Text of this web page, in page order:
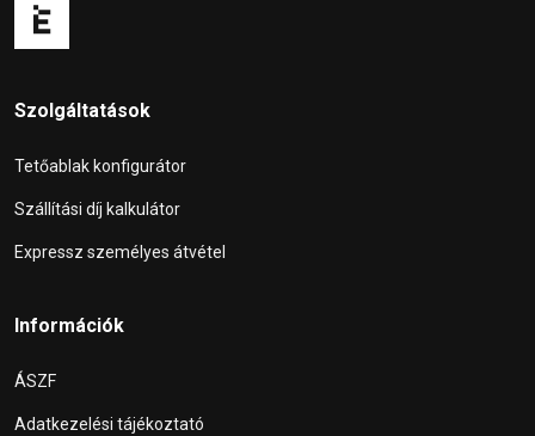
Szolgáltatások
Tetőablak konfigurátor
Szállítási díj kalkulátor
Expressz személyes átvétel
Információk
ÁSZF
Adatkezelési tájékoztató